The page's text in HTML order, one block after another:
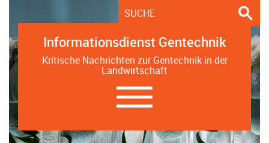
Informationsdienst Gentechnik
Kritische Nachrichten zur Gentechnik in der
Landwirtschaft
Navigation
ein-/ausblenden